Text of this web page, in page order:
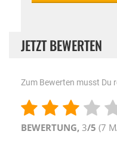
JETZT BEWERTEN
Zum Bewerten musst Du
BEWERTUNG, 3/5 (7